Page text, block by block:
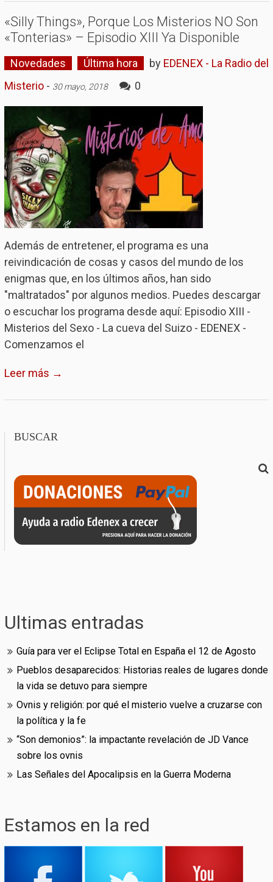
«Silly Things», Porque Los Misterios NO Son
«Tonterias» – Episodio XIII Ya Disponible
Novedades Última hora by EDENEX - La Radio del
Misterio- 30 mayo, 2018 0
Además de entretener, el programa es una
reivindicación de cosas y casos del mundo de los
enigmas que, en los últimos años, han sido
"maltratados" por algunos medios. Puedes descargar
o escuchar los programa desde aquí: Episodio XIII -
Misterios del Sexo - La cueva del Suizo - EDENEX -
Comenzamos el
Leer más →
BUSCAR
Ultimas entradas
Guía para ver el Eclipse Total en España el 12 de Agosto
Pueblos desaparecidos: Historias reales de lugares donde
la vida se detuvo para siempre
Ovnis y religión: por qué el misterio vuelve a cruzarse con
la política y la fe
“Son demonios”: la impactante revelación de JD Vance
sobre los ovnis
Las Señales del Apocalipsis en la Guerra Moderna
Estamos en la red